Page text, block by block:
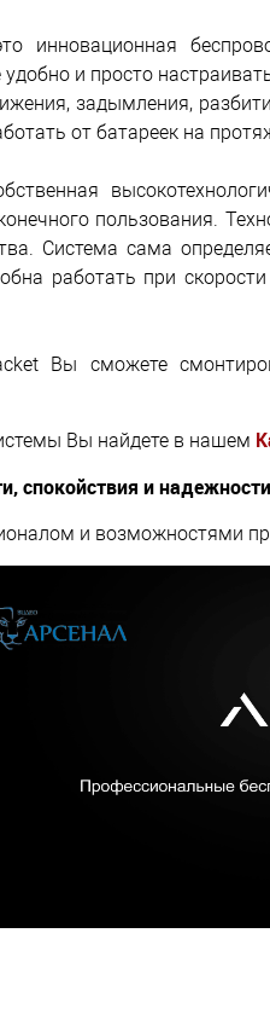
инновационная
удобно и просто
задымления,
от батареек на
пользования.
Система сама
работать при
Вы сможете
Вы найдете в нашем
спокойствия и
и возможностями